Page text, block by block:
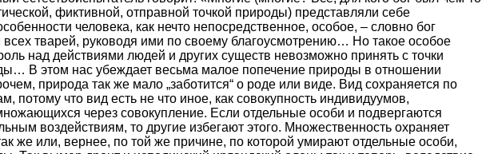
фиктивной, отправной точкой природы) представляли себе
человека, как нечто непосредственное, особое, – словно бог
всех тварей, руководя ими по своему благоусмотрению… Но такое особое
над действиями людей и других существ невозможно принять с точки
В этом нас убеждает весьма малое попечение природы в отношении
природа так же мало „заботится“ о роде или виде. Вид сохраняется по
потому что вид есть не что иное, как совокупность индивидуумов,
через совокупление. Если отдельные особи и подвергаются
воздействиям, то другие избегают этого. Множественность охраняет
же или, вернее, по той же причине, по которой умирают отдельные особи,